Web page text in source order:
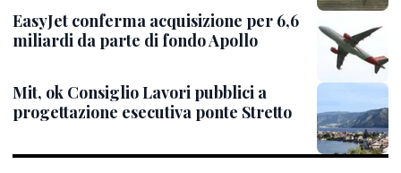
EasyJet conferma acquisizione per 6,6
miliardi da parte di fondo Apollo
Mit, ok Consiglio Lavori pubblici a
progettazione esecutiva ponte Stretto